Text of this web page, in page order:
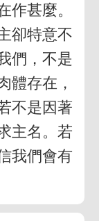
作甚麼。
卻特意不
們，不是
體存在，
不是因著
主名。若
我們會有